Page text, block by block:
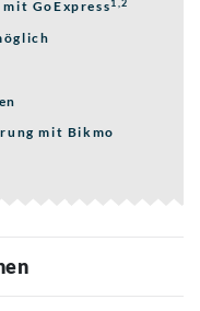
GoExpress1,2
mit Bikmo